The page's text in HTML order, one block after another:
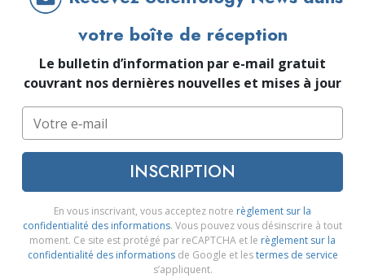
votre boîte de réception
Le bulletin d’information par e-mail gratuit
couvrant nos dernières nouvelles et mises à jour
INSCRIPTION
En vous inscrivant, vous acceptez notre règlement sur la
confidentialité des informations. Vous pouvez vous désinscrire à tout
moment. Ce site est protégé par reCAPTCHA et le règlement sur la
confidentialité des informationsde Google et lestermes de service
s’appliquent.